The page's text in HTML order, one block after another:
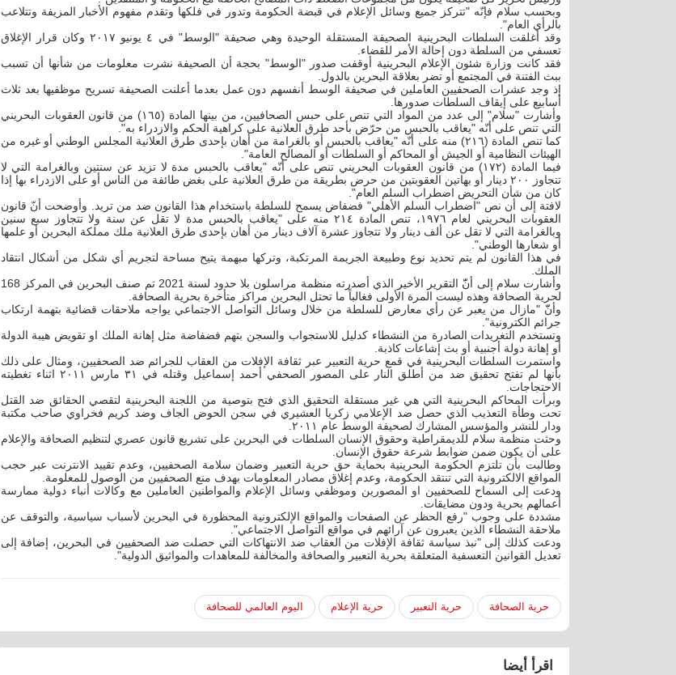
وبحسب سلام فإنّه "تتركز جميع وسائل الإعلام في قبضة الحكومة وتدور في فلكها وتقدم مفهوم الأخبار المزيفة وتتلاعب
بالرأي العام".
وقد أغلقت السلطات البحرينية الصحيفة المستقلة الوحيدة وهي صحيفة "الوسط" في ٤ يونيو ٢٠١٧ وكان قرار الإغلاق
تعسفي من السلطة دون إحالة الأمر للقضاء.
فقد كانت وزارة شئون الإعلام البحرينية أوقفت صدور "الوسط" بحجة أن الصحيفة نشرت معلومات من شأنها أن تسبب
ببث الفتنة في المجتمع أو تضر بعلاقة البحرين بالدول.
إذ وجد عشرات الصحفيين العاملين في صحيفة الوسط أنفسهم دون عمل بعدما أعلنت الصحيفة تسريح موظفيها بعد ثلاث
أسابيع على إيقاف السلطات صدورها.
وأشارت "سلام" إلى عدد من المواد التي تنص على حبس الصحافيين، من بينها المادة (١٦٥) من قانون العقوبات البحريني
التي تنص على أنّه "يعاقب بالحبس من حرّض بأحد طرق العلانية على كراهية الحكم والازدراء به".
كما تنص المادة (٢١٦) منه على أنّه "يعاقب بالحبس أو بالغرامة من أهان بإحدى طرق العلانية المجلس الوطني أو غيره من
الهيئات النظامية أو الجيش أو المحاكم أو السلطات أو المصالح العامة".
فيما المادة (١٧٢) من قانون العقوبات البحريني تنص على أنّه "يعاقب بالحبس مدة لا تزيد عن سنتين وبالغرامة التي لا
تتجاوز ٢٠٠ دينار أو بهاتين العقوبتين من حرض بطريقة من طرق العلانية على بغض طائفة من الناس أو على الازدراء بها إذا
كان من شأن التحريض اضطراب السلم العام".
لافتة إلى أن نص "اضطراب السلم الأهلي" فضفاض يسمح للسلطة باستخدام هذا القانون ضد من تريد. وأوضحت أنّ قانون
العقوبات البحريني لعام ١٩٧٦، تنص المادة ٢١٤ منه على "يعاقب بالحبس مدة لا تقل عن سنة ولا تتجاوز سبع سنين
وبالغرامة التي لا تقل عن ألف دينار ولا تتجاوز عشرة آلاف دينار من أهان بإحدى طرق العلانية ملك مملكة البحرين أو علمها
أو شعارها الوطني".
في هذا القانون لم يتم تحديد نوع وطبيعة الجريمة المرتكبة، وتركها مبهمة يتيح مساحة لتجريم أي شكل من أشكال انتقاد
الملك.
وأشارت سلام إلى أنّّ التقرير الأخير الذي أصدرته منظمة مراسلون بلا حدود لسنة 2021 تم صنف البحرين في المركز 168
لحرية الصحافة وهذه ليست المرة الأولى فغالباً ما تحتل البحرين مراكز متأخرة بحرية الصحافة.
وأنّّ "مازال من يعبر عن رأي معارض للسلطة من خلال وسائل التواصل الاجتماعي يواجه ملاحقات قضائية بتهمة ارتكاب
جرائم الكترونية".
وتستخدم التغريدات الصادرة من النشطاء كدليل للاستجواب والسجن بتهم فضفاضة مثل إهانة الملك او تقويض هيبة الدولة
أو إهانة دولة أجنبية أو بث إشاعات كاذبة.
واستمرت السلطات البحرينية في قمع حرية التعبير عبر ثقافة الإفلات من العقاب للجرائم ضد الصحفيين، ومثال على ذلك
بأنها لم تفتح تحقيق ضد من أطلق النار على المصور الصحفي أحمد إسماعيل وقتله في ٣١ مارس ٢٠١١ اثناء تغطيته
الاحتجاجات.
وبرأت المحاكم البحرينية التي هي غير مستقلة التحقيق الذي فتح بتوصية من اللجنة البحرينية لتقصي الحقائق ضد القتل
تحت وطأة التعذيب الذي حصل ضد الإعلامي زكريا العشيري في سجن الحوض الجاف وضد كريم فخراوي صاحب مكتبة
ودار للنشر والمؤسس المشارك لصحيفة الوسط عام ٢٠١١.
وحثت منظمة سلام للديمقراطية وحقوق الإنسان السلطات في البحرين على تشريع قانون عصري لتنظيم الصحافة والإعلام
على أن يكون ضمن ضوابط شرعة حقوق الإنسان.
وطالبت بأن تلتزم الحكومة البحرينية بحماية حق حرية التعبير وضمان سلامة الصحفيين، وعدم تقييد الانترنت عبر حجب
المواقع الالكترونية التي تنتقد الحكومة، وعدم إغلاق مصادر المعلومات بهدف منع الصحفيين من الوصول للمعلومة.
ودعت إلى السماح للصحفيين او المصورين وموظفي وسائل الإعلام والمواطنين العاملين مع وكالات أنباء دولية ممارسة
أعمالهم بحرية ودون مضايقات.
مشددة على وجوب "رفع الحظر عن الصفحات والمواقع الإلكترونية المحظورة في البحرين لأسباب سياسية، والتوقف عن
ملاحقة النشطاء الذين يعبرون عن آرائهم في مواقع التواصل الاجتماعي".
ودعت كذلك إلى "نبذ سياسة ثقافة الإفلات من العقاب ضد الانتهاكات التي حصلت ضد الصحفيين في البحرين، إضافة إلى
تعديل القوانين التعسفية المتعلقة بحرية التعبير والصحافة والمخالفة للمعاهدات والمواثيق الدولية".
حرية الصحافة حرية التعبير حرية الإعلام اليوم العالمي للصحافة
اقرأ أيضا